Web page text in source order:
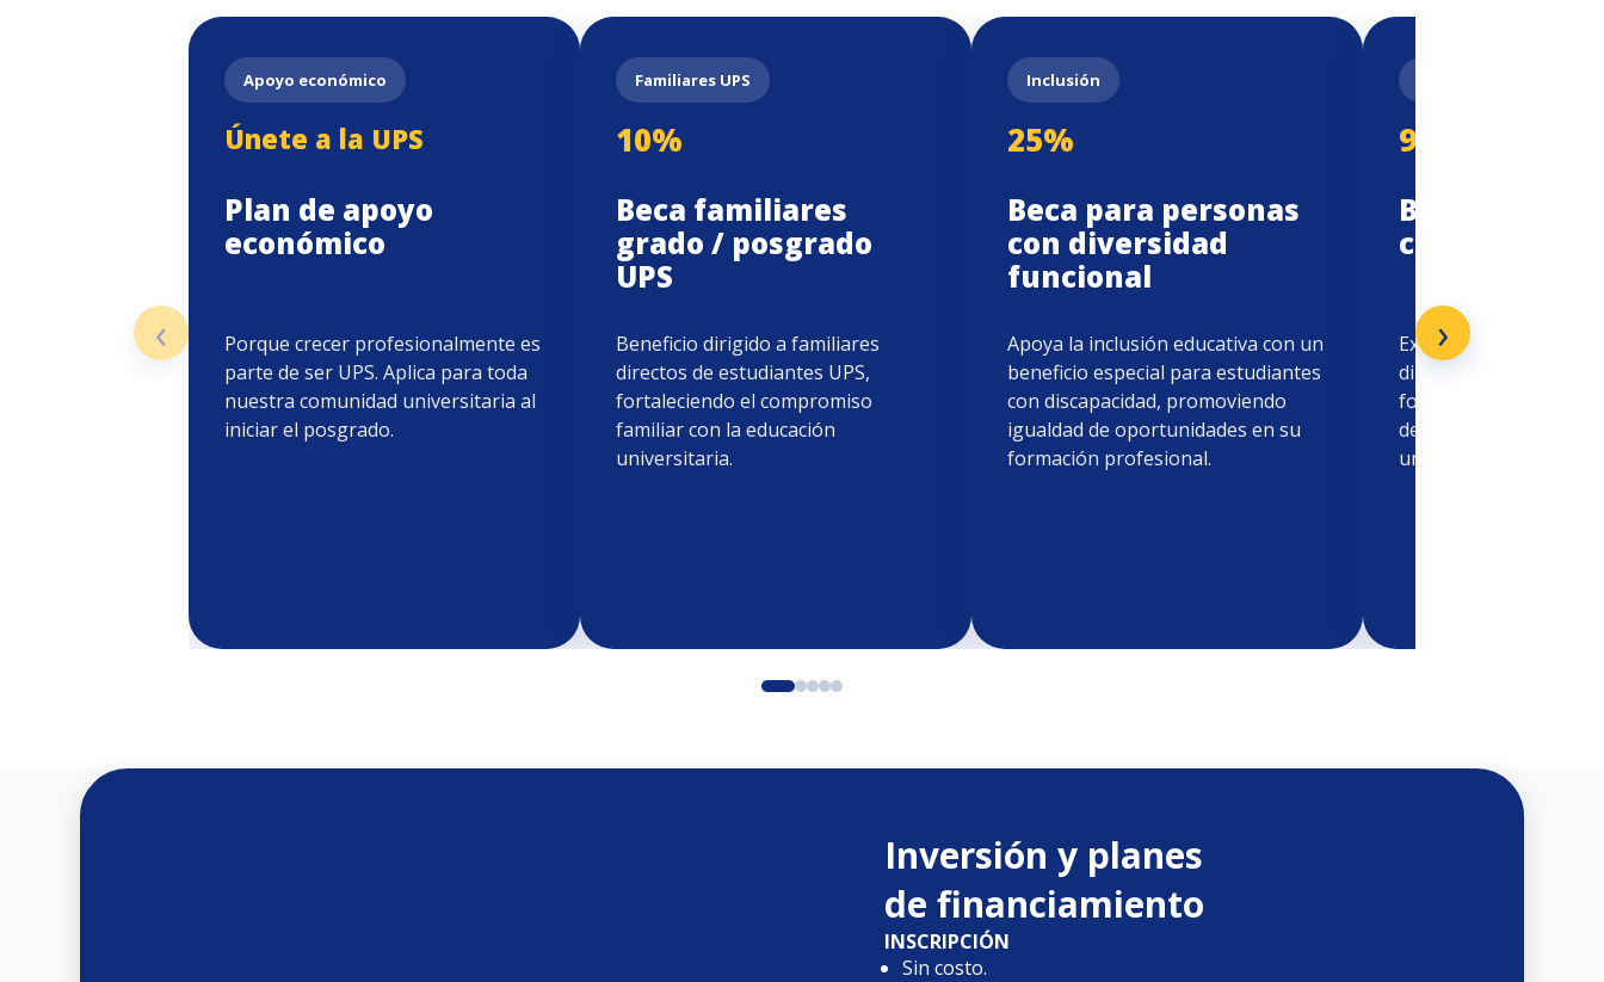
‹
Apoyo económico
Únete a la UPS
Plan de apoyo
económico
Porque crecer profesionalmente es
parte de ser UPS. Aplica para toda
nuestra comunidad universitaria al
iniciar el posgrado.
Familiares UPS
10%
Beca familiares
grado / posgrado
UPS
Beneficio dirigido a familiares
directos de estudiantes UPS,
fortaleciendo el compromiso
familiar con la educación
universitaria.
Inclusión
25%
Beca para personas
con diversidad
funcional
Apoya la inclusión educativa con un
beneficio especial para estudiantes
con discapacidad, promoviendo
igualdad de oportunidades en su
formación profesional.
9%
Beca
Extiende beneficios a
directos de
fomentando el
dentro de la
universitaria.
›
Inversión y planes
de financiamiento
INSCRIPCIÓN
Sin costo.